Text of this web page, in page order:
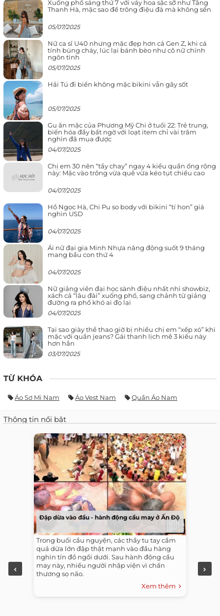
Xuống phố sáng thứ 7 với váy hoa sặc sỡ như Tăng
Thanh Hà, mặc sao để trông điệu đà mà không sến
05/07/2025
Nữ ca sĩ U40 nhưng mặc đẹp hơn cả Gen Z, khi cá
tính bùng cháy, lúc lại bánh bèo như cô nữ chính
ngôn tình
05/07/2025
Hải Tú đi biển không mặc bikini vẫn gây sốt
05/07/2025
Gu ăn mặc của Phương Mỹ Chi ở tuổi 22: Trẻ trung,
biến hóa đầy bất ngờ với loạt item chỉ vài trăm
nghìn đã mua được
04/07/2025
Chị em 30 nên “tẩy chay” ngay 4 kiểu quần ống rộng
này: Mặc vào trông vừa quê vừa kéo tụt chiều cao
04/07/2025
Hồ Ngọc Hà, Chi Pu so body với bikini “tí hon” giá
nghìn USD
04/07/2025
Ái nữ đại gia Minh Nhựa năng động suốt 9 tháng
mang bầu con thứ 4
04/07/2025
Nữ giảng viên đại học sành điệu nhất nhì showbiz,
xách cả “lâu đài” xuống phố, sang chảnh từ giảng
đường ra phố khó ai đọ lại
04/07/2025
Tại sao giày thể thao giờ bị nhiều chị em “xếp xó” khi
mặc với quần jeans? Gái thanh lịch mê 3 kiểu này
hơn hẳn
03/07/2025
TỪ KHÓA
Áo Sơ Mi Nam Áo Vest Nam Quần Áo Nam
Thông tin nổi bật
Đập dừa vào đầu - hành động cầu may ở Ấn Độ
Trong buổi cầu nguyện, các thầy tu tay cầm
quả dừa lớn đập thật mạnh vào đầu hàng
nghìn tín đồ ngồi dưới. Sau hành động cầu
may này, nhiều người nhập viện vì chấn
thương sọ não.
Xem thêm